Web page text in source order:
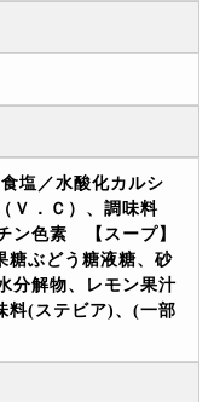
塩／水酸化カルシ
Ｖ．Ｃ）、調味料
ン色素 【スープ】
糖ぶどう糖液糖、砂
分解物、レモン果汁
料(ステビア)、(一部